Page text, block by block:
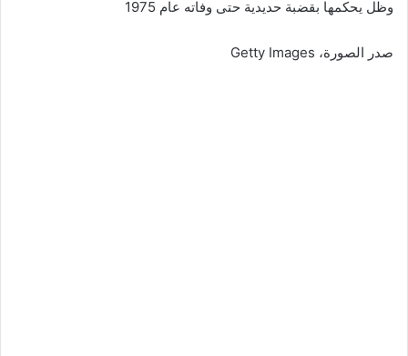
صدر الصورة، Getty Images